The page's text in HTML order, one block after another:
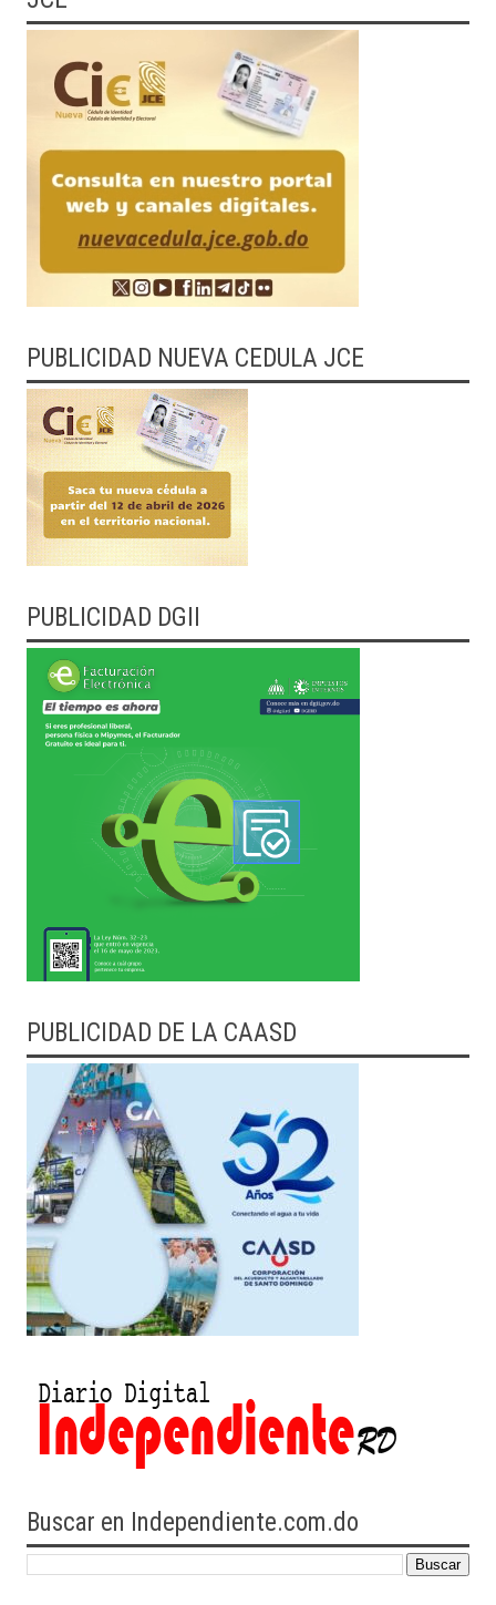
PUBLICIDAD NUEVA CEDULA JCE
PUBLICIDAD DGII
PUBLICIDAD DE LA CAASD
Buscar en Independiente.com.do